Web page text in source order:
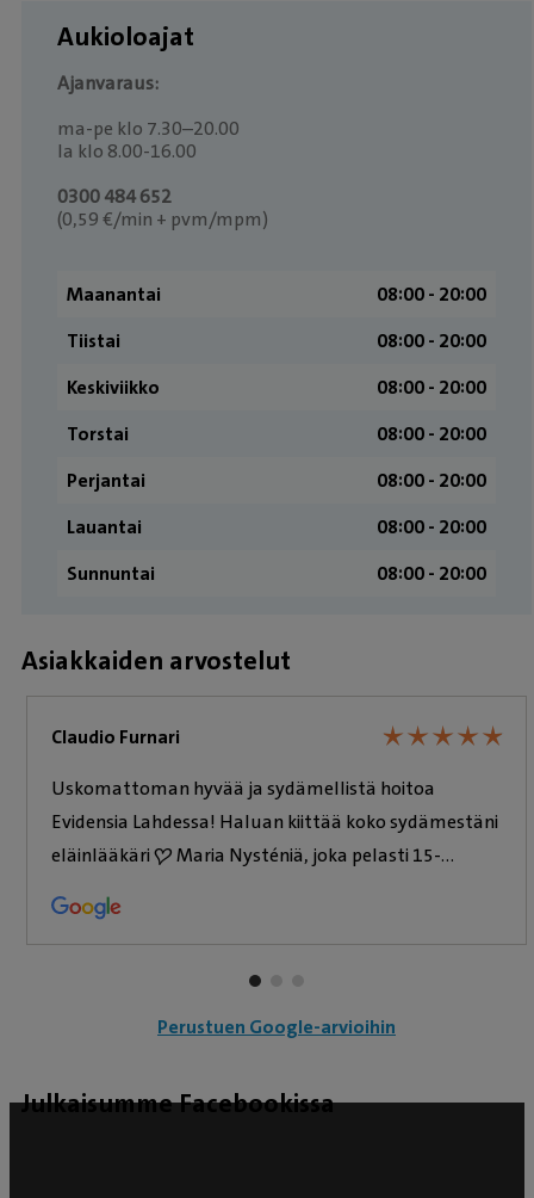
Aukioloajat
Ajanvaraus:
ma-pe klo 7.30–20.00
la klo 8.00-16.00
0300 484 652
(0,59 €/min + pvm/mpm)
Maanantai
08:00 ­- 20:00
Tiistai
08:00 ­- 20:00
Keskiviikko
08:00 ­- 20:00
Torstai
08:00 ­- 20:00
Perjantai
08:00 ­- 20:00
Lauantai
08:00 ­- 20:00
Sunnuntai
08:00 ­- 20:00
Asiakkaiden arvostelut
Claudio Furnari ★★★★★
★★★★★
Uskomattoman hyvää ja sydämellistä hoitoa
Evidensia Lahdessa! ​Haluan kiittää koko sydämestäni
eläinlääkäri ❤️ Maria Nysténiä, joka pelasti 15-
leikkaus (sterilisaatio ja polyypin poisto), ja kaikki sujui
Moni sanoi, ettei tämän ikäistä kannattaisi enää
leikata, mutta Marian lempeys, tarkkuus ja
luottamuksen. Hän ei hoitanut vain koiraa, vaan tuki
Perustuen Google-arvioihin
Julkaisumme Facebookissa